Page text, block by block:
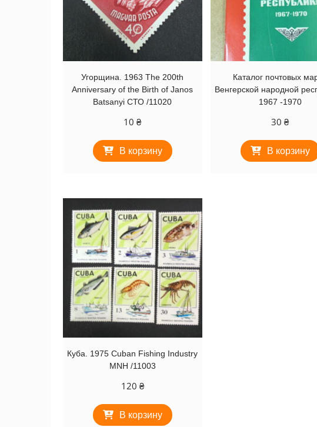
Угорщина. 1963 The 200th
Anniversary of the Birth of Janos
Batsanyi СТО /11020
10₴
В корзину
Каталог почтовых
Венгерской народной
1967 -1970
30 ₴
В корзину
Куба. 1975 Cuban Fishing Industry
MNH /11003
120 ₴
В корзину